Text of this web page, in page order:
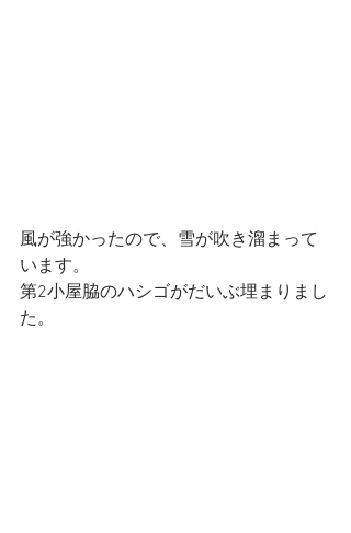
風が強かったので、雪が吹き溜まって
います。
第2小屋脇のハシゴがだいぶ埋まりまし
た。